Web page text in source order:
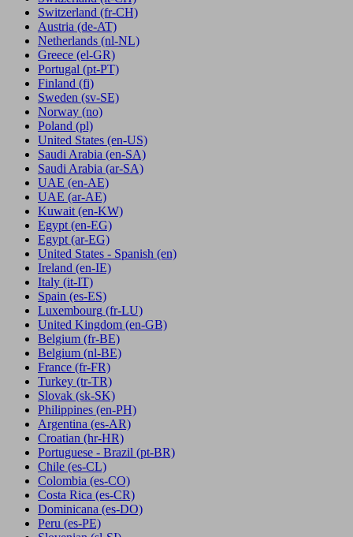
Switzerland (fr-CH)
Austria (de-AT)
Netherlands (nl-NL)
Greece (el-GR)
Portugal (pt-PT)
Finland (fi)
Sweden (sv-SE)
Norway (no)
Poland (pl)
United States (en-US)
Saudi Arabia (en-SA)
Saudi Arabia (ar-SA)
UAE (en-AE)
UAE (ar-AE)
Kuwait (en-KW)
Egypt (en-EG)
Egypt (ar-EG)
United States - Spanish (en)
Ireland (en-IE)
Italy (it-IT)
Spain (es-ES)
Luxembourg (fr-LU)
United Kingdom (en-GB)
Belgium (fr-BE)
Belgium (nl-BE)
France (fr-FR)
Turkey (tr-TR)
Slovak (sk-SK)
Philippines (en-PH)
Argentina (es-AR)
Croatian (hr-HR)
Portuguese - Brazil (pt-BR)
Chile (es-CL)
Colombia (es-CO)
Costa Rica (es-CR)
Dominicana (es-DO)
Peru (es-PE)